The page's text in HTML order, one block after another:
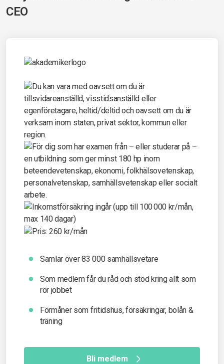
CEO
Samlar över 83 000 samhällsvetare
Som medlem får du råd och stöd kring allt som
rör jobbet
Förmåner som fritidshus, försäkringar, bolån &
träning
Bli medlem